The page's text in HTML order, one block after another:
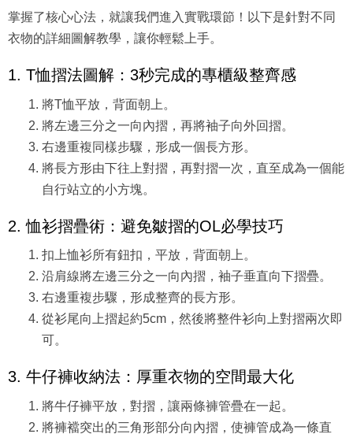
掌握了核心心法，就讓我們進入實戰環節！以下是針對不同
衣物的詳細圖解教學，讓你輕鬆上手。
1. T恤摺法圖解：3秒完成的專櫃級整齊感
將T恤平放，背面朝上。
將左邊三分之一向內摺，再將袖子向外回摺。
右邊重複同樣步驟，形成一個長方形。
將長方形由下往上對摺，再對摺一次，直至成為一個能
自行站立的小方塊。
2. 恤衫摺疊術：避免皺摺的OL必學技巧
扣上恤衫所有鈕扣，平放，背面朝上。
沿肩線將左邊三分之一向內摺，袖子垂直向下摺疊。
右邊重複步驟，形成整齊的長方形。
從衫尾向上摺起約5cm，然後將整件衫向上對摺兩次即
可。
3. 牛仔褲收納法：厚重衣物的空間最大化
將牛仔褲平放，對摺，讓兩條褲管疊在一起。
將褲襠突出的三角形部分向內摺，使褲管成為一條直